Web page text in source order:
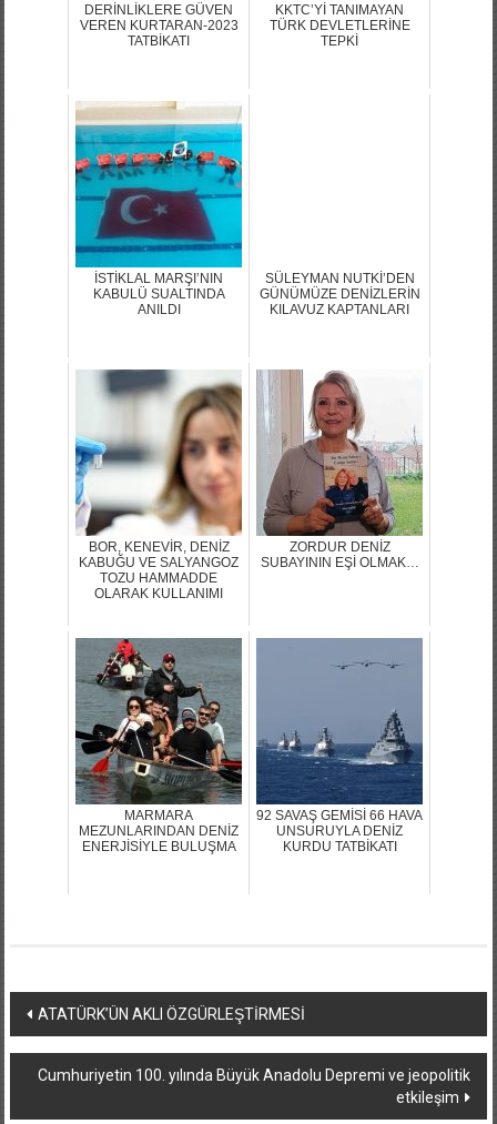
DERİNLİKLERE GÜVEN
VEREN KURTARAN-2023
TATBİKATI
KKTC’Yİ TANIMAYAN
TÜRK DEVLETLERİNE
TEPKİ
İSTİKLAL MARŞI’NIN
KABULÜ SUALTINDA
ANILDI
SÜLEYMAN NUTKİ’DEN
GÜNÜMÜZE DENİZLERİN
KILAVUZ KAPTANLARI
BOR, KENEVİR, DENİZ
KABUĞU VE SALYANGOZ
TOZU HAMMADDE
OLARAK KULLANIMI
ZORDUR DENİZ
SUBAYININ EŞİ OLMAK…
MARMARA
MEZUNLARINDAN DENİZ
ENERJİSİYLE BULUŞMA
92 SAVAŞ GEMİSİ 66 HAVA
UNSURUYLA DENİZ
KURDU TATBİKATI
Yazı
dolaşımı
ATATÜRK’ÜN AKLI ÖZGÜRLEŞTİRMESİ
Cumhuriyetin 100. yılında Büyük Anadolu Depremi ve jeopolitik
etkileşim